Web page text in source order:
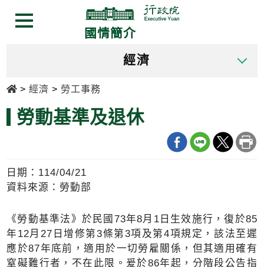
區
塊
To
區
塊
選單按鈕
國情簡介
經濟
首頁 經濟 勞工事務
勞動基準及退休
日期：114/04/21
資料來源：勞動部
《勞動基準法》於民國73年8月1日生效施行，復於85
年12月27日增修第3條第3項及第4項規定，該法至遲
應於87年底前，適用於一切勞雇關係，但其適用確有
窒礙難行者，不在此限。爰於86年起，分階段公告指